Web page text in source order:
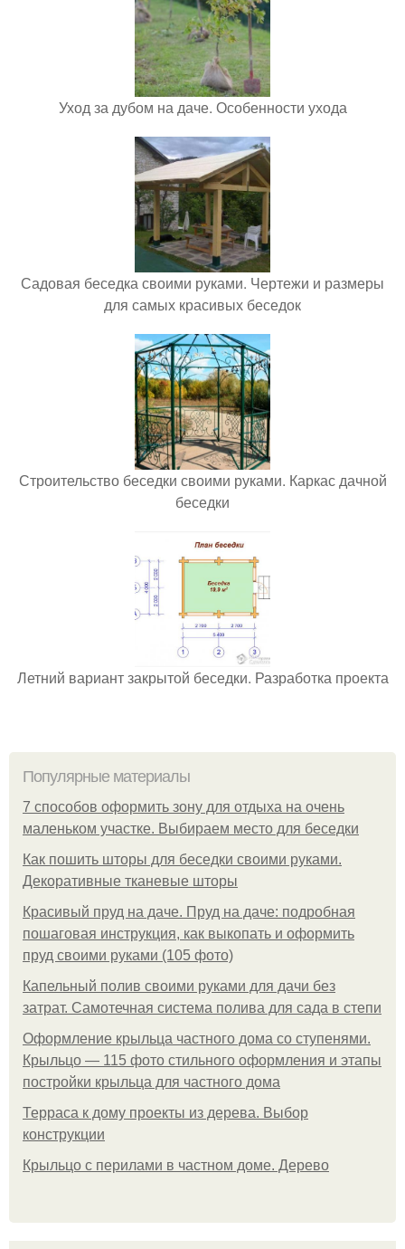
Уход за дубом на даче. Особенности ухода
Садовая беседка своими руками. Чертежи и размеры
для самых красивых беседок
Строительство беседки своими руками. Каркас дачной
беседки
Летний вариант закрытой беседки. Разработка проекта
Популярные материалы
7 способов оформить зону для отдыха на очень
маленьком участке. Выбираем место для беседки
Как пошить шторы для беседки своими руками.
Декоративные тканевые шторы
Красивый пруд на даче. Пруд на даче: подробная
пошаговая инструкция, как выкопать и оформить
пруд своими руками (105 фото)
Капельный полив своими руками для дачи без
затрат. Самотечная система полива для сада в степи
Оформление крыльца частного дома со ступенями.
Крыльцо — 115 фото стильного оформления и этапы
постройки крыльца для частного дома
Терраса к дому проекты из дерева. Выбор
конструкции
Крыльцо с перилами в частном доме. Дерево